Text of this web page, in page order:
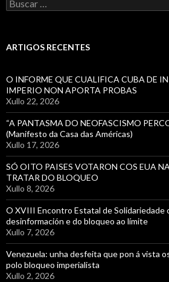
ARTIGOS RECENTES
O INFORME QUE CUALIFICA CUBA DE
IMPERIO NON APORTA PROBAS
Xullo 22, 2026
“A PANTASMA DO NEOFASCISMO
(Manifesto da Casa das Américas)
Xullo 17, 2026
SÓ OITO PAISES VOTARON COS EUA
TRATAR DO BLOQUEO
Xullo 8, 2026
O XVIII Encontro Estatal de Solidariedade
desinformación e do bloqueo ao límite
Xullo 7, 2026
Venezuela: unha desfeita que pon á vista
polo bloqueo imperialista
Xullo 2, 2026